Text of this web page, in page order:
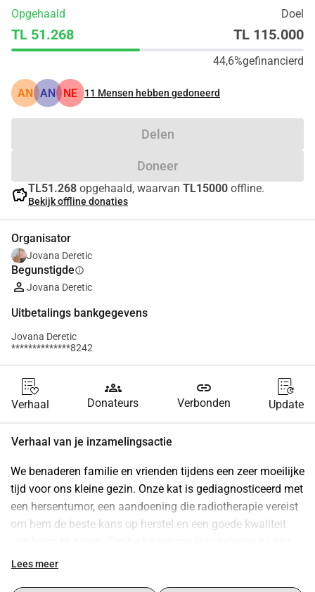
Opgehaald Doel
TL 51.268 TL 115.000
44,6%gefinancierd
AN AN NE 11 Mensen hebben gedoneerd
Delen
Doneer
savingsTL51.268 opgehaald, waarvan TL15000 offline.
Bekijk offline donaties
Organisator
Jovana Deretic
Begunstigdeinfo
Jovana Deretic
Uitbetalings bankgegevens
Jovana Deretic
**************8242
Verhaal
groups
Donateurs
link
Verbonden Update
Verhaal van je inzamelingsactie
We benaderen familie en vrienden tijdens een zeer moeilijke
tijd voor ons kleine gezin. Onze kat is gediagnosticeerd met
een hersentumor, een aandoening die radiotherapie vereist
om hem de beste kans op herstel en een goede kwaliteit
thuis toen zijn moeder hem en zijn twee broers voor ons
Lees meer